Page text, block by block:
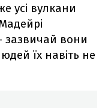
усі вулкани
зазвичай вони
їх навіть не